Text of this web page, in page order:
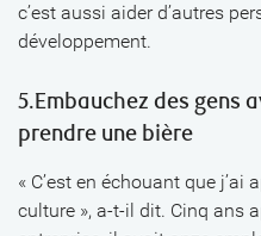
c’est aussi aider d’autres
développement.
5.Embauchez des gens
prendre une bière
« C’est en échouant que
culture », a-t-il dit. Cinq ans